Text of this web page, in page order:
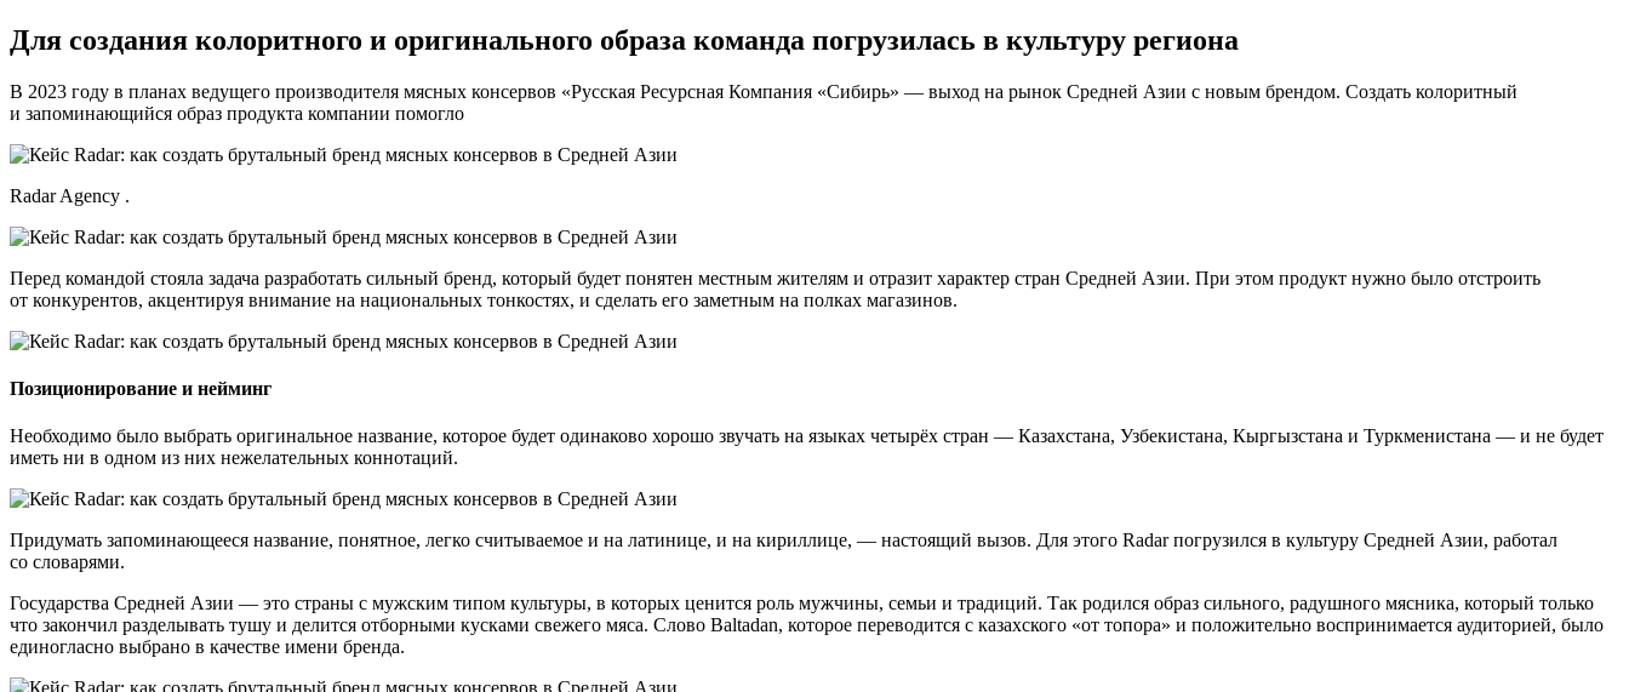
Для создания колоритного и оригинального образа команда погрузилась в культуру региона
В 2023 году в планах ведущего производителя мясных консервов «Русская Ресурсная Компания «Сибирь» — выход на рынок Средней Азии с новым брендом. Создать колоритный
и запоминающийся образ продукта компании помогло
Radar Agency .
Перед командой стояла задача разработать сильный бренд, который будет понятен местным жителям и отразит характер стран Средней Азии. При этом продукт нужно было отстроить
от конкурентов, акцентируя внимание на национальных тонкостях, и сделать его заметным на полках магазинов.
Позиционирование и нейминг
Необходимо было выбрать оригинальное название, которое будет одинаково хорошо звучать на языках четырёх стран — Казахстана, Узбекистана, Кыргызстана и Туркменистана — и не будет
иметь ни в одном из них нежелательных коннотаций.
Придумать запоминающееся название, понятное, легко считываемое и на латинице, и на кириллице, — настоящий вызов. Для этого Radar погрузился в культуру Средней Азии, работал
со словарями.
Государства Средней Азии — это страны с мужским типом культуры, в которых ценится роль мужчины, семьи и традиций. Так родился образ сильного, радушного мясника, который только
что закончил разделывать тушу и делится отборными кусками свежего мяса. Слово Baltadan, которое переводится с казахского «от топора» и положительно воспринимается аудиторией, было
единогласно выбрано в качестве имени бренда.